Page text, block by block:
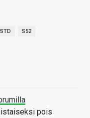
S52
pois